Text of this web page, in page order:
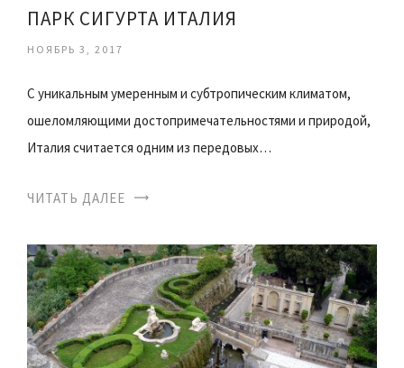
ПАРК СИГУРТА ИТАЛИЯ
НОЯБРЬ 3, 2017
С уникальным умеренным и субтропическим климатом,
ошеломляющими достопримечательностями и природой,
Италия считается одним из передовых…
ЧИТАТЬ ДАЛЕЕ